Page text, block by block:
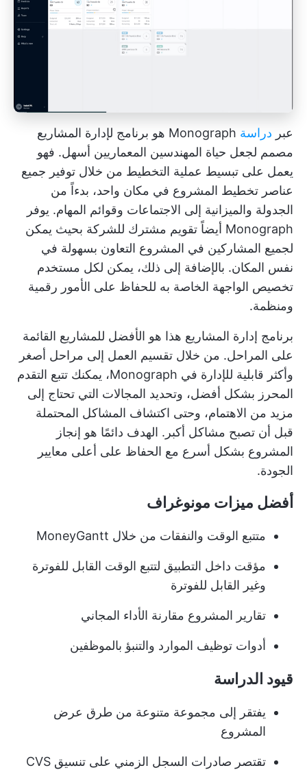
عبر دراسة
Monograph هو برنامج لإدارة المشاريع
مصمم لجعل حياة المهندسين المعماريين أسهل. فهو
يعمل على تبسيط عملية التخطيط من خلال توفير جميع
عناصر تخطيط المشروع في مكان واحد، بدءاً من
الجدولة والميزانية إلى الاجتماعات وقوائم المهام. يوفر
Monograph أيضاً تقويم مشترك للشركة بحيث يمكن
لجميع المشاركين في المشروع التعاون بسهولة في
نفس المكان. بالإضافة إلى ذلك، يمكن لكل مستخدم
تخصيص الواجهة الخاصة به للحفاظ على الأمور رقمية
ومنظمة.
برنامج إدارة المشاريع هذا هو الأفضل للمشاريع القائمة
على المراحل. من خلال تقسيم العمل إلى مراحل أصغر
وأكثر قابلية للإدارة في Monograph، يمكنك تتبع التقدم
المحرز بشكل أفضل، وتحديد المجالات التي تحتاج إلى
مزيد من الاهتمام، وحتى اكتشاف المشاكل المحتملة
قبل أن تصبح مشاكل أكبر. الهدف دائمًا هو إنجاز
المشروع بشكل أسرع مع الحفاظ على أعلى معايير
الجودة.
أفضل ميزات مونوغراف
متتبع الوقت والنفقات من خلال MoneyGantt
مؤقت داخل التطبيق لتتبع الوقت القابل للفوترة
وغير القابل للفوترة
تقارير المشروع مقارنة الأداء المجاني
أدوات توظيف الموارد والتنبؤ بالموظفين
قيود الدراسة
يفتقر إلى مجموعة متنوعة من طرق عرض
المشروع
تقتصر صادرات السجل الزمني على تنسيق CVS